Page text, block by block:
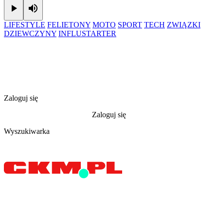
Play
LIFESTYLE FELIETONY MOTO SPORT TECH ZWIĄZKI
DZIEWCZYNY INFLUSTARTER
Zaloguj się
Zaloguj się
Wyszukiwarka